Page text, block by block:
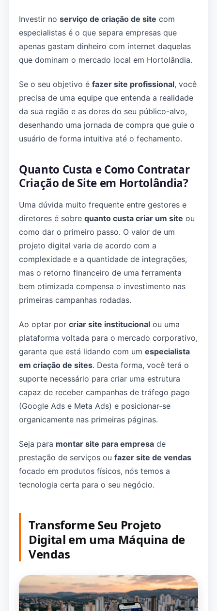
Investir no serviço de criação de site com
especialistas é o que separa empresas que
apenas gastam dinheiro com internet daquelas
que dominam o mercado local em Hortolândia.
Se o seu objetivo é fazer site profissional, você
precisa de uma equipe que entenda a realidade
da sua região e as dores do seu público-alvo,
desenhando uma jornada de compra que guie o
usuário de forma intuitiva até o fechamento.
Quanto Custa e Como Contratar
Criação de Site em Hortolândia?
Uma dúvida muito frequente entre gestores e
diretores é sobre quanto custa criar um site ou
como dar o primeiro passo. O valor de um
projeto digital varia de acordo com a
complexidade e a quantidade de integrações,
mas o retorno financeiro de uma ferramenta
bem otimizada compensa o investimento nas
primeiras campanhas rodadas.
Ao optar por criar site institucional ou uma
plataforma voltada para o mercado corporativo,
garanta que está lidando com um especialista
em criação de sites. Desta forma, você terá o
suporte necessário para criar uma estrutura
capaz de receber campanhas de tráfego pago
(Google Ads e Meta Ads) e posicionar-se
organicamente nas primeiras páginas.
Seja para montar site para empresa de
prestação de serviços ou fazer site de vendas
focado em produtos físicos, nós temos a
tecnologia certa para o seu negócio.
Transforme Seu Projeto
Digital em uma Máquina de
Vendas